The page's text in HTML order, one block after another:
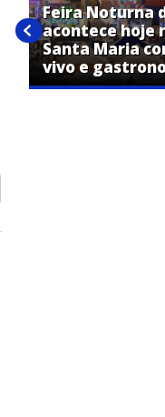
Feira Noturna
acontece hoje
Santa Maria
vivo e